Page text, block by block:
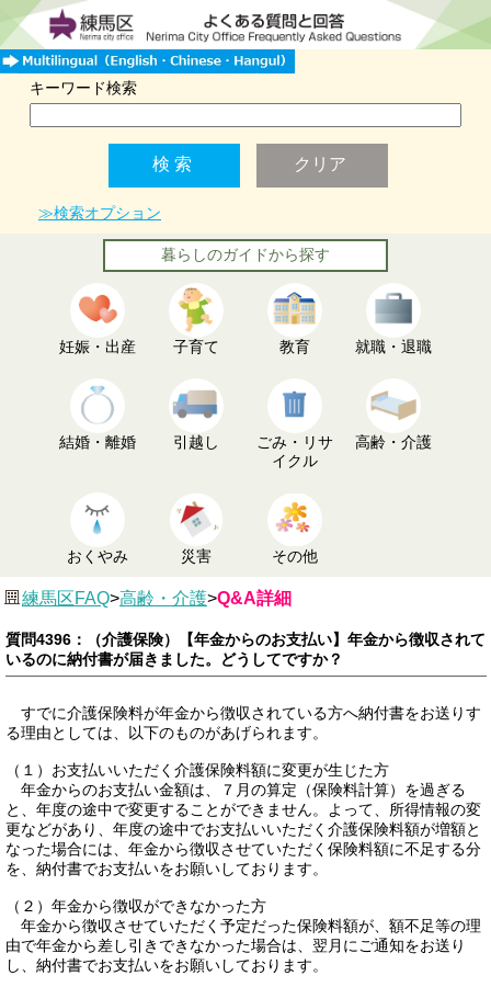
キーワード検索
≫検索オプション
暮らしのガイドから探す
妊娠・出産 子育て 教育 就職・退職
結婚・離婚 引越し
ごみ・リサ
イクル
高齢・介護
おくやみ 災害 その他
練馬区FAQ>高齢・介護>Q&A詳細
質問4396：（介護保険）【年金からのお支払い】年金から徴収されて
いるのに納付書が届きました。どうしてですか？
すでに介護保険料が年金から徴収されている方へ納付書をお送りす
る理由としては、以下のものがあげられます。
（１）お支払いいただく介護保険料額に変更が生じた方
年金からのお支払い金額は、７月の算定（保険料計算）を過ぎる
と、年度の途中で変更することができません。よって、所得情報の変
更などがあり、年度の途中でお支払いいただく介護保険料額が増額と
なった場合には、年金から徴収させていただく保険料額に不足する分
を、納付書でお支払いをお願いしております。
（２）年金から徴収ができなかった方
年金から徴収させていただく予定だった保険料額が、額不足等の理
由で年金から差し引きできなかった場合は、翌月にご通知をお送り
し、納付書でお支払いをお願いしております。